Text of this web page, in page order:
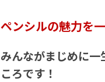
ペンシルの魅力を
みんながまじめに
ころです！